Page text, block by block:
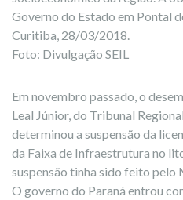
Governo do Estado em Pontal
Curitiba, 28/03/2018.
Foto: Divulgação SEIL
Em novembro passado, o
Leal Júnior, do Tribunal
determinou a suspensão da
da Faixa de Infraestrutura no
suspensão tinha sido feito
O governo do Paraná entrou